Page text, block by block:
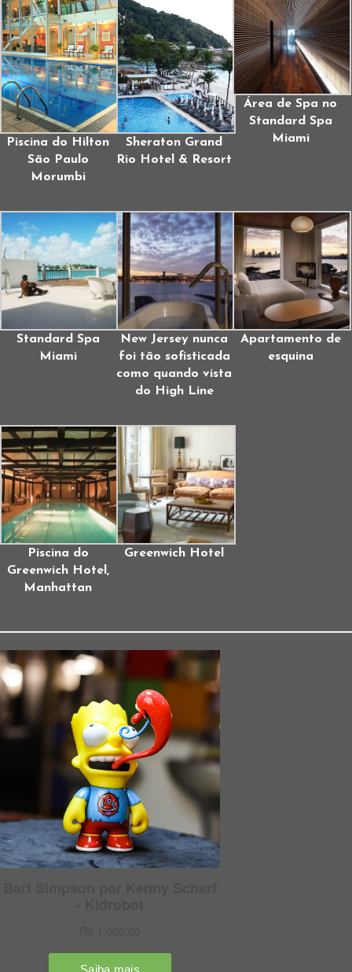
Piscina do Hilton
São Paulo
Morumbi
Sheraton Grand
Rio Hotel & Resort
Área de Spa no
Standard Spa
Miami
Standard Spa
Miami
New Jersey nunca
foi tão sofisticada
como quando vista
do High Line
Apartamento de
esquina
Piscina do
Greenwich Hotel,
Manhattan
Greenwich Hotel